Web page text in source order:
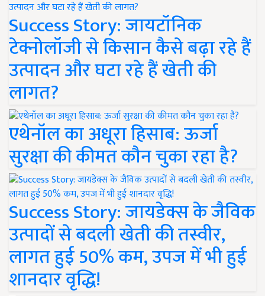
Success Story: जायटॉनिक
टेक्नोलॉजी से किसान कैसे बढ़ा रहे हैं
उत्पादन और घटा रहे हैं खेती की
लागत?
एथेनॉल का अधूरा हिसाब: ऊर्जा
सुरक्षा की कीमत कौन चुका रहा है?
Success Story: जायडेक्स के जैविक
उत्पादों से बदली खेती की तस्वीर,
लागत हुई 50% कम, उपज में भी हुई
शानदार वृद्धि!